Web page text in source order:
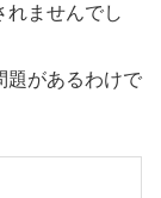
れませんでし
題があるわけで